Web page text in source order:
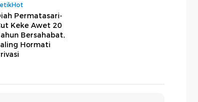
Permatasari-
Keke Awet 20
Bersahabat,
Hormati